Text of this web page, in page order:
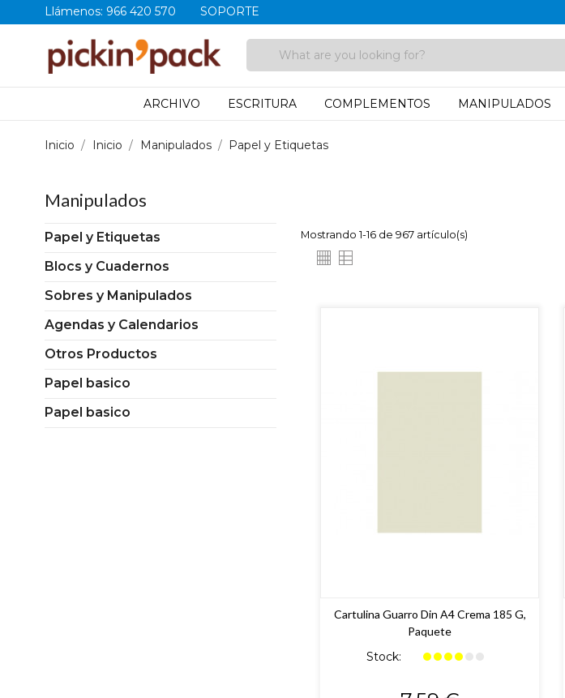
Llámenos: 966 420 570 SOPORTE
ARCHIVO ESCRITURA COMPLEMENTOS MANIPULADOS
Inicio Inicio Manipulados Papel y Etiquetas
Manipulados
Papel y Etiquetas
Blocs y Cuadernos
Sobres y Manipulados
Agendas y Calendarios
Otros Productos
Papel basico
Papel basico
Mostrando 1-16 de 967 artículo(s)
Cartulina Guarro Din A4 Crema 185 G,
Paquete
Stock: